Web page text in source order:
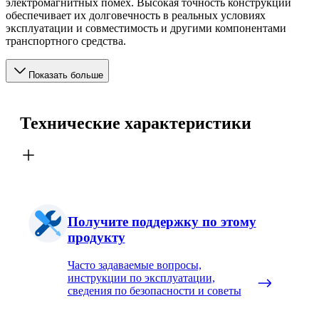
обеспечивает их долговечность в реальных условиях
эксплуатации и совместимость и другими компонентами
транспортного средства.
Показать больше
Технические характеристики
Получите поддержку по этому
продукту
Часто задаваемые вопросы,
инструкции по эксплуатации,
сведения по безопасности и советы